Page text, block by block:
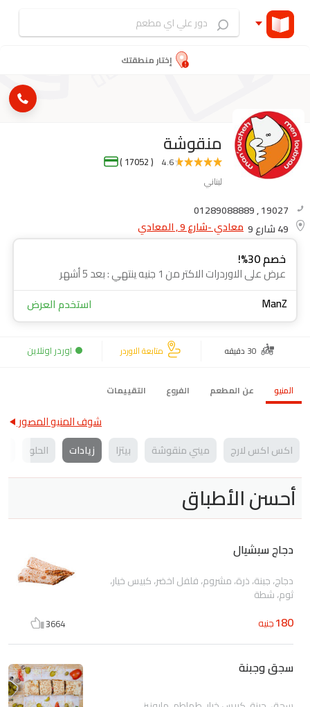
إختار منطقتك
منقوشة
4.6
( 17052 )
لبناني
19027
,
01289088889
49 شارع 9
معادي -شارع 9 , المعادي
خصم 30%!
عرض على الاوردرات الاكتر من 1 جنيه ينتهي : بعد 5 أشهر
ManZ
استخدم العرض
30 دقيقه متابعة الاوردر اوردر اونلاين
المنيو عن المطعم الفروع التقييمات
شوف المنيو المصور
اكس اكس لارج ميني منقوشة بيتزا زيادات الحلو
أحسن الأطباق
دجاج سبشيال
دجاج، جبنة، ذرة، مشروم، فلفل اخضر، كبيس خيار،
ثوم، شطة
180جنيه 3664
سجق وجبنة